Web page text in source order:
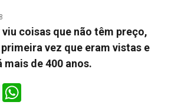
coisas que não têm preço,
vez que eram vistas e
mais de 400 anos.
Twitter